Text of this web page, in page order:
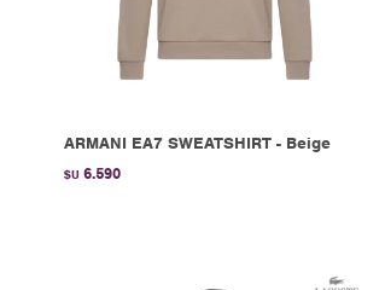
ARMANI EA7 SWEATSHIRT - Beige
$U 6.590